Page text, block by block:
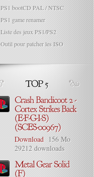
PS1 bootCD PAL / NTSC
PS1 game renamer
Liste des jeux PS1/PS2
Outil pour patcher les ISO
Download 156 Mo
29212 downloads